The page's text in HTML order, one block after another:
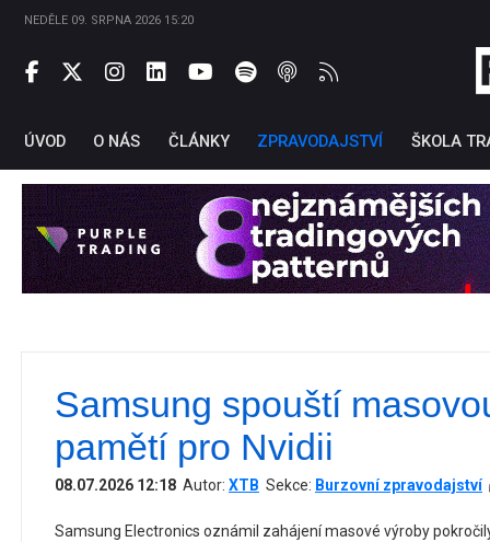
NEDĚLE 09. SRPNA 2026 15:20
ÚVOD O NÁS ČLÁNKY ZPRAVODAJSTVÍ ŠKOLA
Samsung spouští
pamětí pro Nvidii
08.07.2026 12:18 Autor: XTB Sekce: Burzovní zpravodajství
Samsung Electronics oznámil zahájení masové výroby